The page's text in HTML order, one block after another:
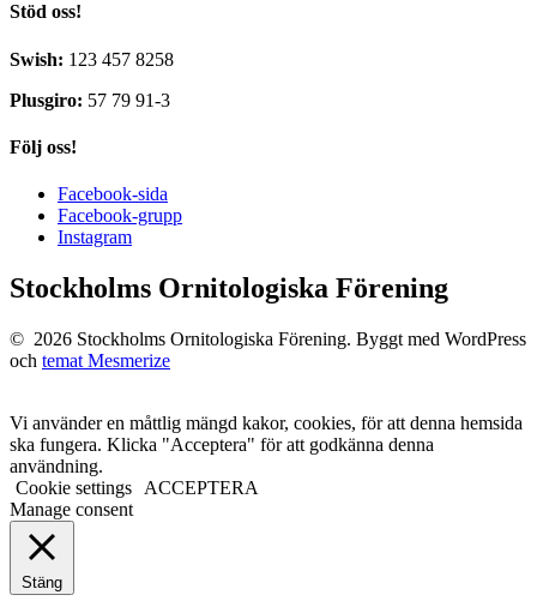
Stöd oss!
Swish: 123 457 8258
Plusgiro: 57 79 91-3
Följ oss!
Facebook-sida
Facebook-grupp
Instagram
Stockholms Ornitologiska Förening
© 2026 Stockholms Ornitologiska Förening. Byggt med WordPress
och temat Mesmerize
Vi använder en måttlig mängd kakor, cookies, för att denna hemsida
ska fungera. Klicka "Acceptera" för att godkänna denna
användning.
Cookie settings
ACCEPTERA
Manage consent
Stäng